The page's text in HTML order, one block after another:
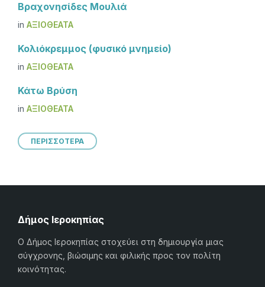
Βραχονησίδες Μουλιά
in ΑΞΙΟΘΈΑΤΑ
Κολιόκρεμμος (φυσικό μνημείο)
in ΑΞΙΟΘΈΑΤΑ
Κάτω Βρύση
in ΑΞΙΟΘΈΑΤΑ
ΠΕΡΙΣΣΟΤΕΡΑ
Δήμος Ιεροκηπίας
Ο Δήμος Ιεροκηπίας στοχεύει στη δημιουργία μιας
σύγχρονης, βιώσιμης και φιλικής προς τον πολίτη
κοινότητας.